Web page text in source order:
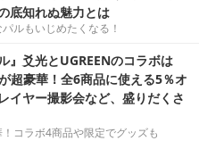
底知れぬ魅力とは
ルもいじめたくなる！
』爻光とUGREENのコラボは
超豪華！全6商品に使える5％オ
イヤー撮影会など、盛りだくさ
コラボ4商品や限定でグッズも